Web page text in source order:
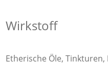
Wirkstoff
Etherische Öle,